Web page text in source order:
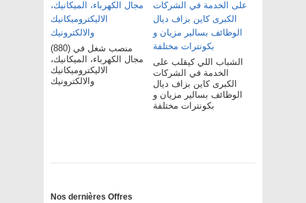
(880) منصب شغل في
مجال الكهرباء، الميكانيك،
الاليكتروميكانيك
والالكترونيك
الشباب اللي كيقلب على
الخدمة في الشركات
الكبرى كاين بزاف ديال
الوظائف بسالير مزيان و
بكونترات مختلفة
Nos dernières Offres